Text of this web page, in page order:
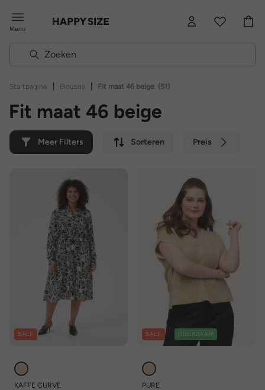
Menu
Startpagina | Blouses | Fit maat 46 beige (51)
Fit maat 46 beige
Meer Filters Sorteren Preis
SALE
KAFFE CURVE
SALE DUURZAAM
PURE